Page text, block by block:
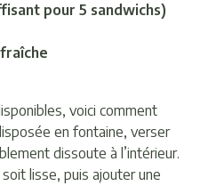
pour 5 sandwichs)
voici comment
en fontaine, verser
dissoute à l’intérieur.
lisse, puis ajouter une